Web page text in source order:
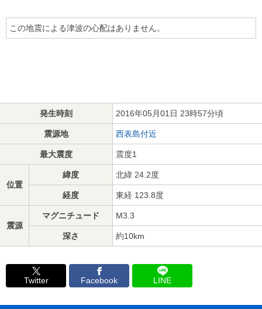
この地震による津波の心配はありません。
発生時刻 2016年05月01日 23時57分頃
震源地 西表島付近
最大震度 震度1
位置
緯度 北緯 24.2度
経度 東経 123.8度
震源
マグニチュード M3.3
深さ 約10km
Twitter Facebook LINE